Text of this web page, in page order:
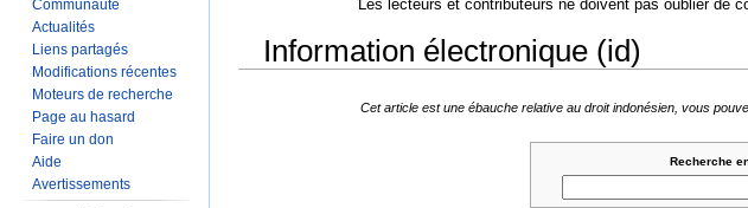
Les lecteurs et contributeurs ne doivent pas oublier de
Information électronique (id)
Cet article est une ébauche relative au droit indonésien, vous
Recherche
Communauté
Actualités
Liens partagés
Modifications récentes
Moteurs de recherche
Page au hasard
Faire un don
Aide
Avertissements